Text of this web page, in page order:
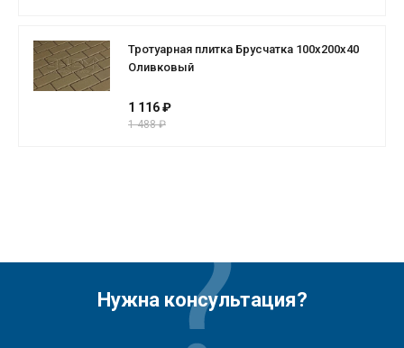
Тротуарная плитка Брусчатка 100х200х40
Оливковый
1 116 ₽
1 488 ₽
Нужна консультация?